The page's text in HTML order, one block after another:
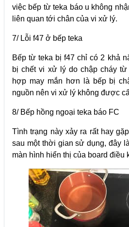
việc bếp từ teka báo u không
liên quan tới chân của vi xử lý.
7/ Lỗi f47 ở bếp teka
Bếp từ teka bị f47 chỉ có 2 khả
bị chết vi xử lý do chập cháy
hợp may mắn hơn là bếp bị
nguồn nên vi xử lý không được
8/ Bếp hồng ngoại teka báo FC
Tình trạng này xảy ra rất hay
sau một thời gian sử dụng, đây
màn hình hiển thị của board điều